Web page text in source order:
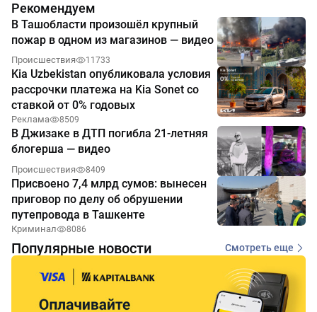
Рекомендуем
В Ташобласти произошёл крупный
пожар в одном из магазинов — видео
Происшествия 11733
Kia Uzbekistan опубликовала условия
рассрочки платежа на Kia Sonet со
ставкой от 0% годовых
Реклама 8509
В Джизаке в ДТП погибла 21-летняя
блогерша — видео
Происшествия 8409
Присвоено 7,4 млрд сумов: вынесен
приговор по делу об обрушении
путепровода в Ташкенте
Криминал 8086
Популярные новости Смотреть еще